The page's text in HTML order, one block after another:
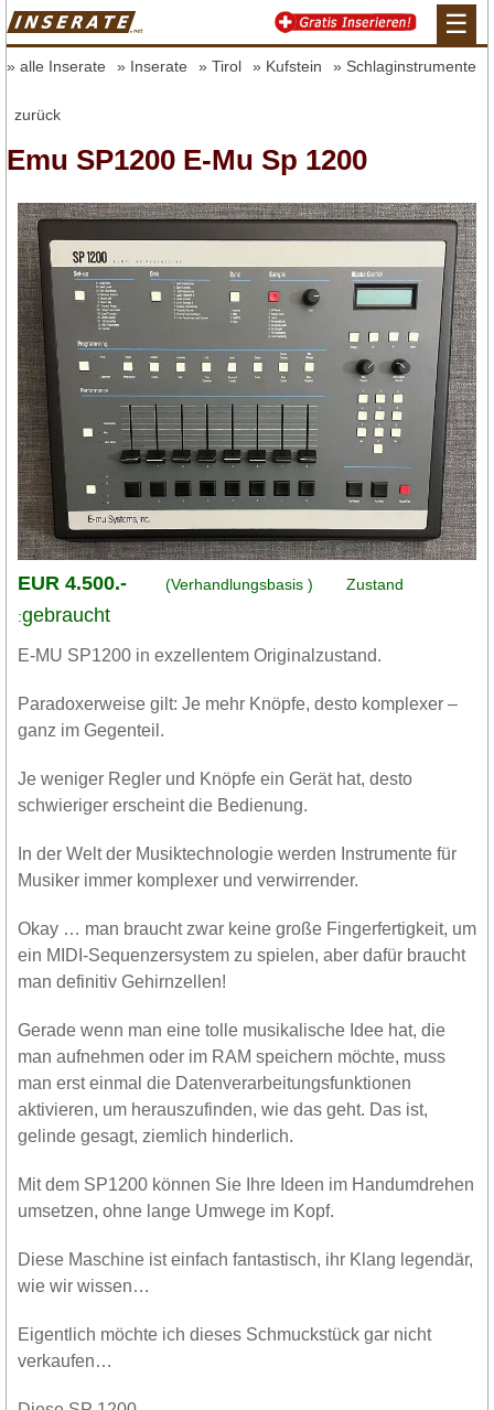
☰
alle Inserate Inserate Tirol Kufstein Schlaginstrumente
zurück
Emu SP1200 E-Mu Sp 1200
EUR 4.500.- (Verhandlungsbasis )
Zustand
:gebraucht
E-MU SP1200 in exzellentem Originalzustand.
Paradoxerweise gilt: Je mehr Knöpfe, desto komplexer –
ganz im Gegenteil.
Je weniger Regler und Knöpfe ein Gerät hat, desto
schwieriger erscheint die Bedienung.
In der Welt der Musiktechnologie werden Instrumente für
Musiker immer komplexer und verwirrender.
Okay … man braucht zwar keine große Fingerfertigkeit, um
ein MIDI-Sequenzersystem zu spielen, aber dafür braucht
man definitiv Gehirnzellen!
Gerade wenn man eine tolle musikalische Idee hat, die
man aufnehmen oder im RAM speichern möchte, muss
man erst einmal die Datenverarbeitungsfunktionen
aktivieren, um herauszufinden, wie das geht. Das ist,
gelinde gesagt, ziemlich hinderlich.
Mit dem SP1200 können Sie Ihre Ideen im Handumdrehen
umsetzen, ohne lange Umwege im Kopf.
Diese Maschine ist einfach fantastisch, ihr Klang legendär,
wie wir wissen…
Eigentlich möchte ich dieses Schmuckstück gar nicht
verkaufen…